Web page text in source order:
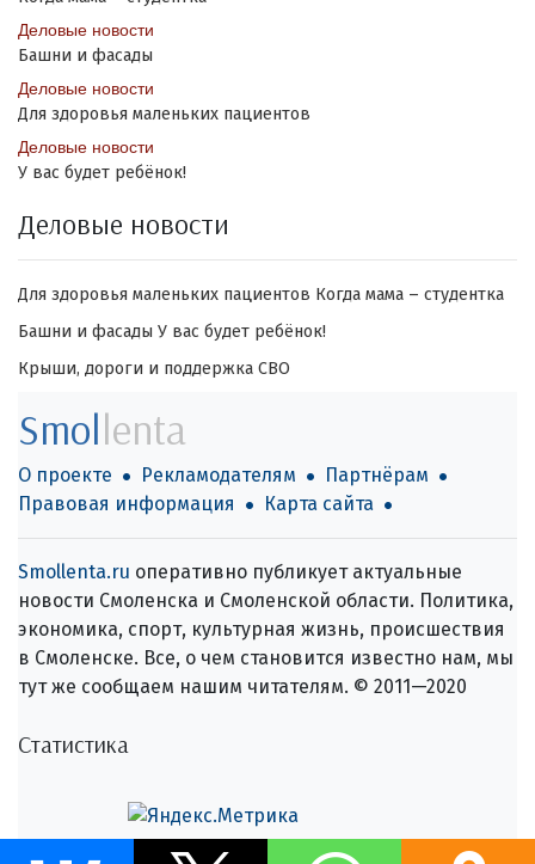
Деловые новости
Башни и фасады
Деловые новости
Для здоровья маленьких пациентов
Деловые новости
У вас будет ребёнок!
Деловые новости
Для здоровья маленьких пациентов Когда мама – студентка
Башни и фасады У вас будет ребёнок!
Крыши, дороги и поддержка СВО
Smollenta
О проекте Рекламодателям
Партнёрам
Правовая информация
Карта сайта
Smollenta.ru оперативно публикует актуальные
новости Смоленска и Смоленской области. Политика,
экономика, спорт, культурная жизнь, происшествия
в Смоленске. Все, о чем становится известно нам, мы
тут же сообщаем нашим читателям. © 2011—2020
Статистика